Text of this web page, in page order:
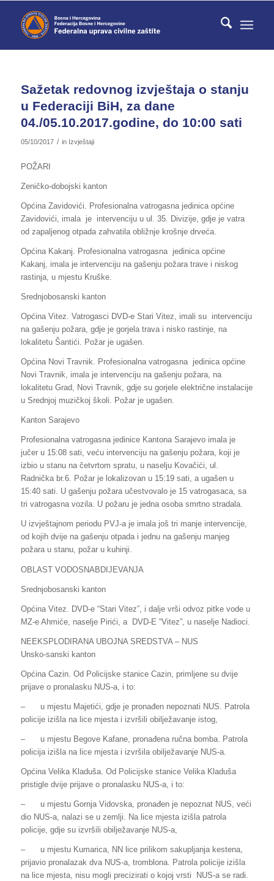
Sažetak redovnog izvještaja o stanju
u Federaciji BiH, za dane
04./05.10.2017.godine, do 10:00 sati
05/10/2017 / in Izvještaji
POŽARI
Zeničko-dobojski kanton
Općina Zavidovići. Profesionalna vatrogasna jedinica općine
Zavidovići, imala je intervenciju u ul. 35. Divizije, gdje je vatra
od zapaljenog otpada zahvatila obližnje krošnje drveća.
Općina Kakanj. Profesionalna vatrogasna jedinica općine
Kakanj, imala je intervenciju na gašenju požara trave i niskog
rastinja, u mjestu Kruške.
Srednjobosanski kanton
Općina Vitez. Vatrogasci DVD-e Stari Vitez, imali su intervenciju
na gašenju požara, gdje je gorjela trava i nisko rastinje, na
lokalitetu Šantići. Požar je ugašen.
Općina Novi Travnik. Profesionalna vatrogasna jedinica općine
Novi Travnik, imala je intervenciju na gašenju požara, na
lokalitetu Grad, Novi Travnik, gdje su gorjele električne instalacije
u Srednjoj muzičkoj školi. Požar je ugašen.
Kanton Sarajevo
Profesionalna vatrogasna jedinice Kantona Sarajevo imala je
jučer u 15:08 sati, veću intervenciju na gašenju požara, koji je
izbio u stanu na četvrtom spratu, u naselju Kovačići, ul.
Radnička br.6. Požar je lokalizovan u 15:19 sati, a ugašen u
15:40 sati. U gašenju požara učestvovalo je 15 vatrogasaca, sa
tri vatrogasna vozila. U požaru je jedna osoba smrtno stradala.
U izvještajnom periodu PVJ-a je imala još tri manje intervencije,
od kojih dvije na gašenju otpada i jednu na gašenju manjeg
požara u stanu, požar u kuhinji.
OBLAST VODOSNABDIJEVANJA
Srednjobosanski kanton
Općina Vitez. DVD-e “Stari Vitez”, i dalje vrši odvoz pitke vode u
MZ-e Ahmiće, naselje Pirići, a DVD-E “Vitez”, u naselje Nadioci.
NEEKSPLODIRANA UBOJNA SREDSTVA – NUS
Unsko-sanski kanton
Općina Cazin. Od Policijske stanice Cazin, primljene su dvije
prijave o pronalasku NUS-a, i to:
–
u mjestu Majetići, gdje je pronađen nepoznati NUS. Patrola
policije izišla na lice mjesta i izvršili obilježavanje istog,
–
u mjestu Begove Kafane, pronađena ručna bomba. Patrola
policija izišla na lice mjesta i izvršila obilježavanje NUS-a.
Općina Velika Kladuša. Od Policijske stanice Velika Kladuša
pristigle dvije prijave o pronalasku NUS-a, i to:
–
u mjestu Gornja Vidovska, pronađen je nepoznat NUS, veći
dio NUS-a, nalazi se u zemlji. Na lice mjesta izišla patrola
policije, gdje su izvršili obilježavanje NUS-a,
–
u mjestu Kumarica, NN lice prilikom sakupljanja kestena,
prijavio pronalazak dva NUS-a, tromblona. Patrola policije izišla
na lice mjesta, nisu mogli precizirati o kojoj vrsti NUS-a se radi.